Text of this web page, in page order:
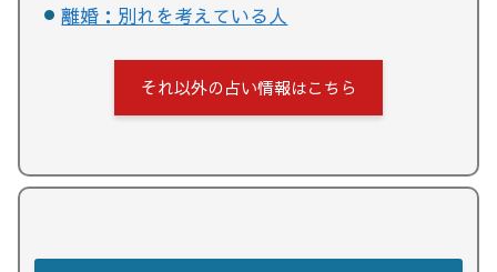
離婚：別れを考えている人
それ以外の占い情報はこちら